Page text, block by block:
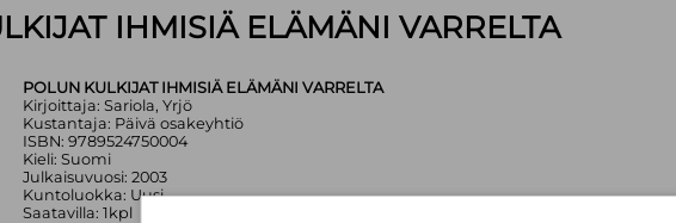
IHMISIÄ ELÄMÄNI VARRELTA
POLUN KULKIJAT IHMISIÄ ELÄMÄNI VARRELTA
Kirjoittaja: Sariola, Yrjö
Kustantaja: Päivä osakeyhtiö
ISBN: 9789524750004
Kieli: Suomi
Julkaisuvuosi: 2003
Kuntoluokka: Uusi
Saatavilla: 1kpl